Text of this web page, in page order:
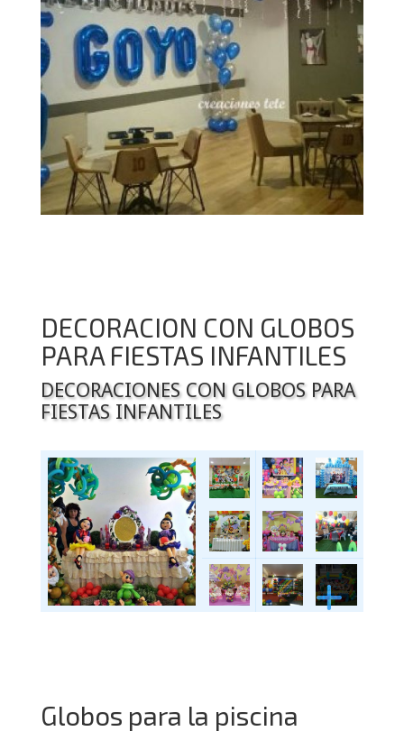
DECORACION CON GLOBOS
PARA FIESTAS INFANTILES
DECORACIONES CON GLOBOS PARA
FIESTAS INFANTILES
Globos para la piscina